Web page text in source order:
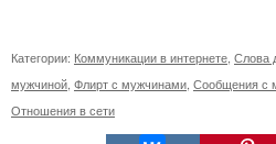
Категории: Коммуникации в интернете Слова
мужчиной Флирт с мужчинами Сообщения с
Отношения в сети